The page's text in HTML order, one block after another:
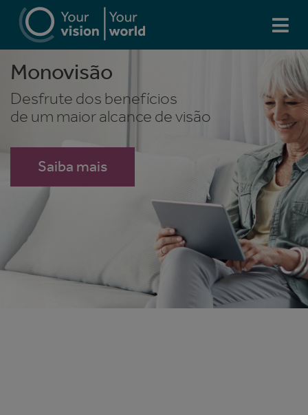
Monovisão
Desfrute dos benefícios
de um maior alcance de visão
Saiba mais
Monovisão
Desfrute dos benefícios
de um maior alcance de visão
Saiba mais